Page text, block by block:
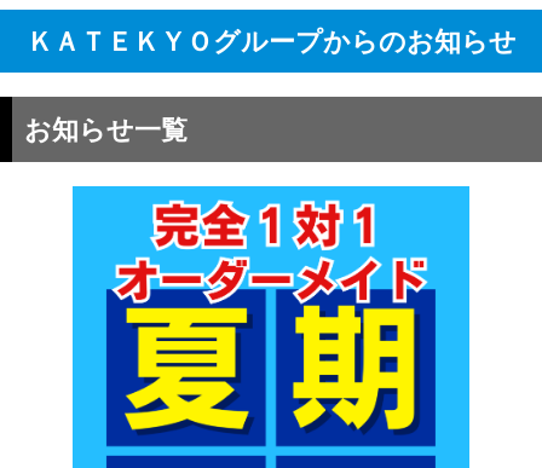
ＫＡＴＥＫＹＯグループからのお知らせ
お知らせ一覧